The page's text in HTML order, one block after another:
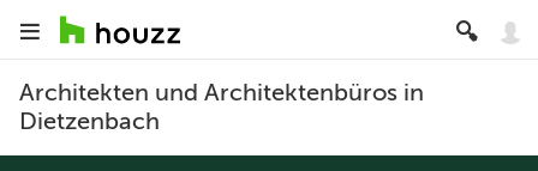
Architekten und Architektenbüros in
Dietzenbach